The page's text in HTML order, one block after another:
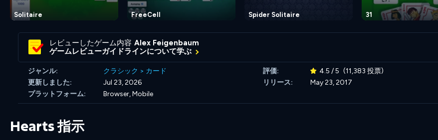
Solitaire FreeCell Spider Solitaire 31
レビューしたゲーム内容 Alex Feigenbaum
ゲームレビューガイドラインについて学ぶ
ジャンル: クラシック > カード 評価: 4.5 / 5 (11,383 投票)
更新しました:
Jul 23, 2026 リリース:
May 23, 2017
プラットフォーム:
Browser, Mobile
Hearts 指示